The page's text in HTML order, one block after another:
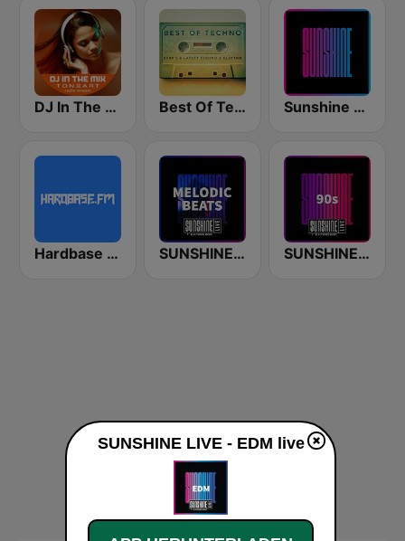
DJ In The Mix Best Of Techno Sunshine - Eurodance
Hardbase FM SUNSHINE LIVE - Melodic Beats SUNSHINE LIVE - 90s
SUNSHINE LIVE - EDM live